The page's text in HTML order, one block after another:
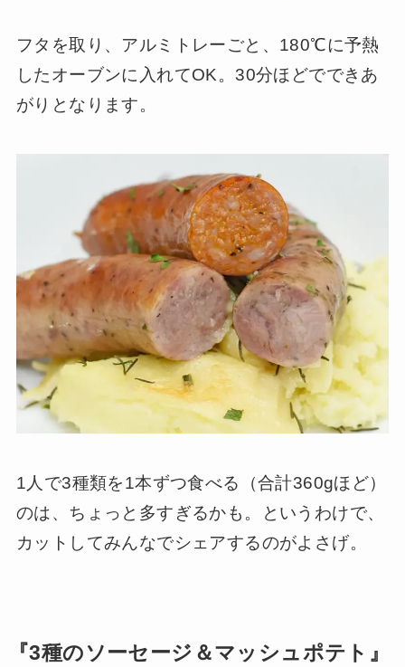
フタを取り、アルミトレーごと、180℃に予熱
したオーブンに入れてOK。30分ほどでできあ
がりとなります。
1人で3種類を1本ずつ食べる（合計360gほど）
のは、ちょっと多すぎるかも。というわけで、
カットしてみんなでシェアするのがよさげ。
『3種のソーセージ＆マッシュポテト』